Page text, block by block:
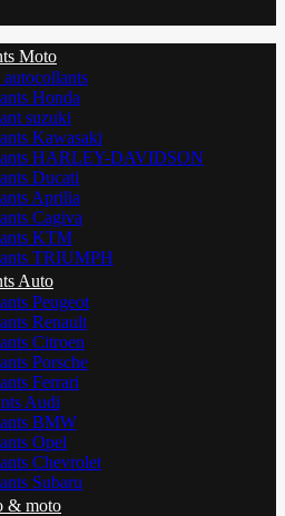
Moto
autocollants
Honda
suzuki
Kawasaki
HARLEY-DAVIDSON
Ducati
Aprilia
Cagiva
KTM
TRIUMPH
Auto
Peugeot
Renault
Citroen
Porsche
Ferrari
Audi
BMW
Opel
Chevrolet
Subaru
& moto